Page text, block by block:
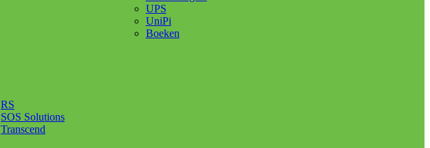
UPS
UniPi
Boeken
RS
SOS Solutions
Transcend